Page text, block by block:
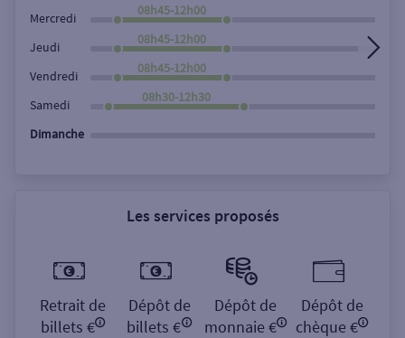
Mercredi
08h45-12h00
Jeudi
08h45-12h00
Vendredi
08h45-12h00
Samedi
08h30-12h30
Dimanche
Les services proposés
Retrait de
billets €
Dépôt de
billets €
Dépôt de
monnaie €
Dépôt de
chèque €